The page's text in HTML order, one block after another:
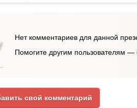
Нет комментариев для данной
Помогите другим пользователям —
свой комментарий